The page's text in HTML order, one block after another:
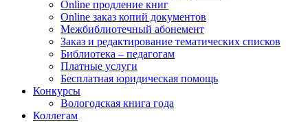
Online продление книг
Online заказ копий документов
Межбиблиотечный абонемент
Заказ и редактирование тематических списков
Библиотека – педагогам
Платные услуги
Бесплатная юридическая помощь
Конкурсы
Вологодская книга года
Коллегам